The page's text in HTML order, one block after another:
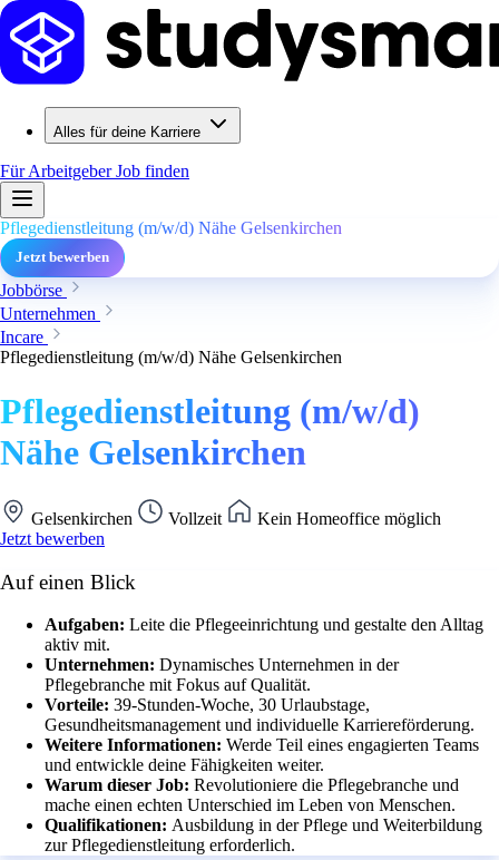
Alles für deine Karriere
Für ArbeitgeberJob finden
Pflegedienstleitung (m/w/d) Nähe Gelsenkirchen
Jetzt bewerben
Jobbörse
Unternehmen
Incare
Pflegedienstleitung (m/w/d) Nähe Gelsenkirchen
Pflegedienstleitung (m/w/d)
Nähe Gelsenkirchen
Gelsenkirchen Vollzeit
Kein Homeoffice möglich
Jetzt bewerben
Auf einen Blick
Aufgaben: Leite die Pflegeeinrichtung und gestalte den Alltag
aktiv mit.
Unternehmen: Dynamisches Unternehmen in der
Pflegebranche mit Fokus auf Qualität.
Vorteile: 39-Stunden-Woche, 30 Urlaubstage,
Gesundheitsmanagement und individuelle Karriereförderung.
Weitere Informationen: Werde Teil eines engagierten Teams
und entwickle deine Fähigkeiten weiter.
Warum dieser Job: Revolutioniere die Pflegebranche und
mache einen echten Unterschied im Leben von Menschen.
Qualifikationen: Ausbildung in der Pflege und Weiterbildung
zur Pflegedienstleitung erforderlich.